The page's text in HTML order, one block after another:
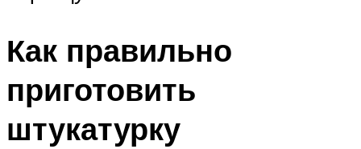
Как правильно
приготовить
штукатурку